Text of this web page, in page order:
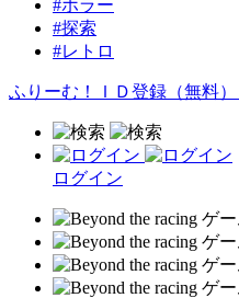
#ホラー
#探索
#レトロ
ふりーむ！ＩＤ登録（無料）
ログイン